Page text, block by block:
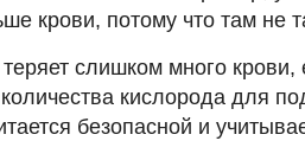
крови, потому что там не
слишком много крови,
количества кислорода для
безопасной и